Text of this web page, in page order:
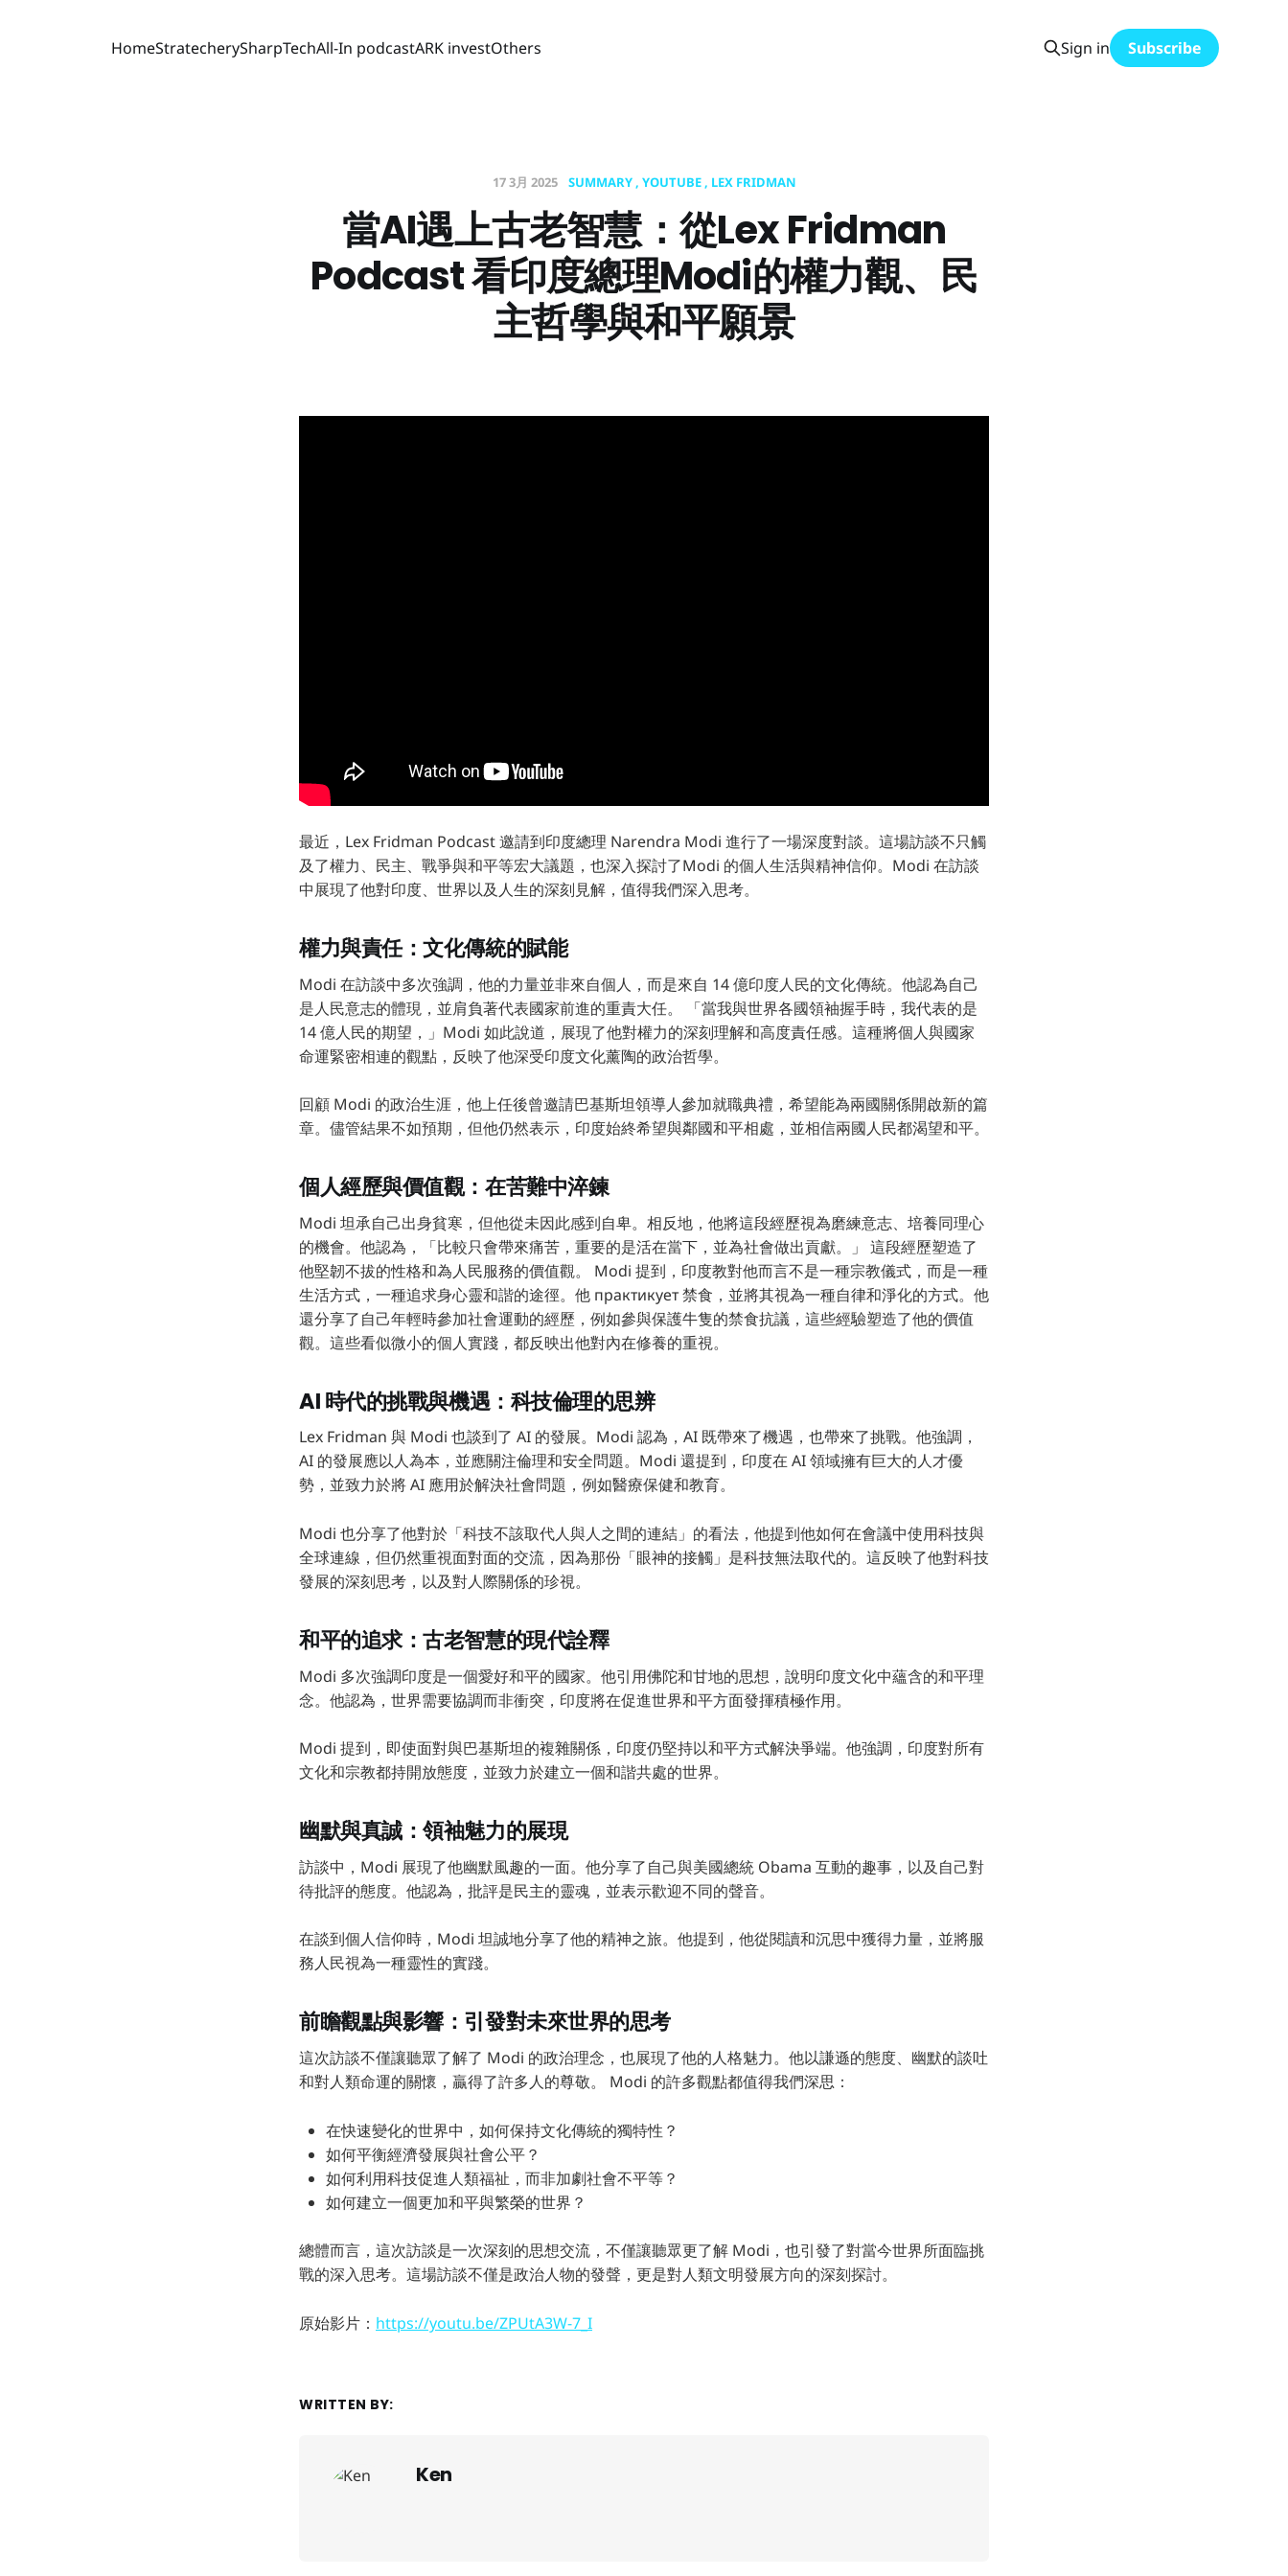
HomeStratecherySharpTechAll-In podcastARK investOthers Sign in Subscribe
17 3月 2025 SUMMARY YOUTUBE LEX FRIDMAN
當AI遇上古老智慧：從Lex Fridman
Podcast 看印度總理Modi的權力觀、民
主哲學與和平願景
最近，Lex Fridman Podcast 邀請到印度總理 Narendra Modi 進行了一場深度對談。這場訪談不只觸
及了權力、民主、戰爭與和平等宏大議題，也深入探討了Modi 的個人生活與精神信仰。Modi 在訪談
中展現了他對印度、世界以及人生的深刻見解，值得我們深入思考。
權力與責任：文化傳統的賦能
Modi 在訪談中多次強調，他的力量並非來自個人，而是來自 14 億印度人民的文化傳統。他認為自己
是人民意志的體現，並肩負著代表國家前進的重責大任。 「當我與世界各國領袖握手時，我代表的是
14 億人民的期望，」Modi 如此說道，展現了他對權力的深刻理解和高度責任感。這種將個人與國家
命運緊密相連的觀點，反映了他深受印度文化薰陶的政治哲學。
回顧 Modi 的政治生涯，他上任後曾邀請巴基斯坦領導人參加就職典禮，希望能為兩國關係開啟新的篇
章。儘管結果不如預期，但他仍然表示，印度始終希望與鄰國和平相處，並相信兩國人民都渴望和平。
個人經歷與價值觀：在苦難中淬鍊
Modi 坦承自己出身貧寒，但他從未因此感到自卑。相反地，他將這段經歷視為磨練意志、培養同理心
的機會。他認為，「比較只會帶來痛苦，重要的是活在當下，並為社會做出貢獻。」 這段經歷塑造了
他堅韌不拔的性格和為人民服務的價值觀。 Modi 提到，印度教對他而言不是一種宗教儀式，而是一種
生活方式，一種追求身心靈和諧的途徑。他 практикует 禁食，並將其視為一種自律和淨化的方式。他
還分享了自己年輕時參加社會運動的經歷，例如參與保護牛隻的禁食抗議，這些經驗塑造了他的價值
觀。這些看似微小的個人實踐，都反映出他對內在修養的重視。
AI 時代的挑戰與機遇：科技倫理的思辨
Lex Fridman 與 Modi 也談到了 AI 的發展。Modi 認為，AI 既帶來了機遇，也帶來了挑戰。他強調，
AI 的發展應以人為本，並應關注倫理和安全問題。Modi 還提到，印度在 AI 領域擁有巨大的人才優
勢，並致力於將 AI 應用於解決社會問題，例如醫療保健和教育。
Modi 也分享了他對於「科技不該取代人與人之間的連結」的看法，他提到他如何在會議中使用科技與
全球連線，但仍然重視面對面的交流，因為那份「眼神的接觸」是科技無法取代的。這反映了他對科技
發展的深刻思考，以及對人際關係的珍視。
和平的追求：古老智慧的現代詮釋
Modi 多次強調印度是一個愛好和平的國家。他引用佛陀和甘地的思想，說明印度文化中蘊含的和平理
念。他認為，世界需要協調而非衝突，印度將在促進世界和平方面發揮積極作用。
Modi 提到，即使面對與巴基斯坦的複雜關係，印度仍堅持以和平方式解決爭端。他強調，印度對所有
文化和宗教都持開放態度，並致力於建立一個和諧共處的世界。
幽默與真誠：領袖魅力的展現
訪談中，Modi 展現了他幽默風趣的一面。他分享了自己與美國總統 Obama 互動的趣事，以及自己對
待批評的態度。他認為，批評是民主的靈魂，並表示歡迎不同的聲音。
在談到個人信仰時，Modi 坦誠地分享了他的精神之旅。他提到，他從閱讀和沉思中獲得力量，並將服
務人民視為一種靈性的實踐。
前瞻觀點與影響：引發對未來世界的思考
這次訪談不僅讓聽眾了解了 Modi 的政治理念，也展現了他的人格魅力。他以謙遜的態度、幽默的談吐
和對人類命運的關懷，贏得了許多人的尊敬。 Modi 的許多觀點都值得我們深思：
在快速變化的世界中，如何保持文化傳統的獨特性？
如何平衡經濟發展與社會公平？
如何利用科技促進人類福祉，而非加劇社會不平等？
如何建立一個更加和平與繁榮的世界？
總體而言，這次訪談是一次深刻的思想交流，不僅讓聽眾更了解 Modi，也引發了對當今世界所面臨挑
戰的深入思考。這場訪談不僅是政治人物的發聲，更是對人類文明發展方向的深刻探討。
原始影片： https://youtu.be/ZPUtA3W-7_I
WRITTEN BY:
Ken